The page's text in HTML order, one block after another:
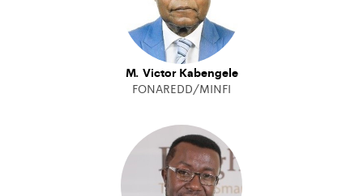
M. Victor Kabengele
FONAREDD/MINFI